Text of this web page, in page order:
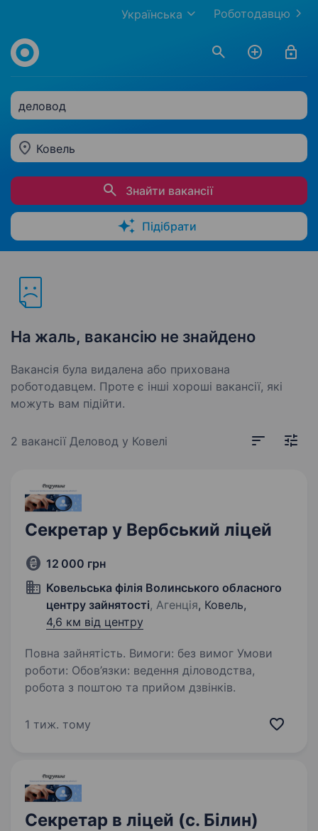
Роботодавцю
Українська
деловод
Ковель
Знайти вакансії
Підібрати
На жаль, вакансію не знайдено
Вакансія була видалена або прихована
роботодавцем. Проте є інші хороші вакансії, які
можуть вам підійти.
2 вакансії Деловод у Ковелі
Секретар у Вербський ліцей
12 000 грн
Ковельська філія Волинського обласного
центру зайнятості, Агенція, Ковель,
4,6 км від центру
Повна зайнятість. Вимоги: без вимог Умови
роботи: Обов’язки: ведення діловодства,
робота з поштою та прийом дзвінків.
1 тиж. тому
Секретар в ліцей (с. Білин)